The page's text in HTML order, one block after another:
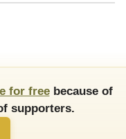
for freebecause of
supporters.